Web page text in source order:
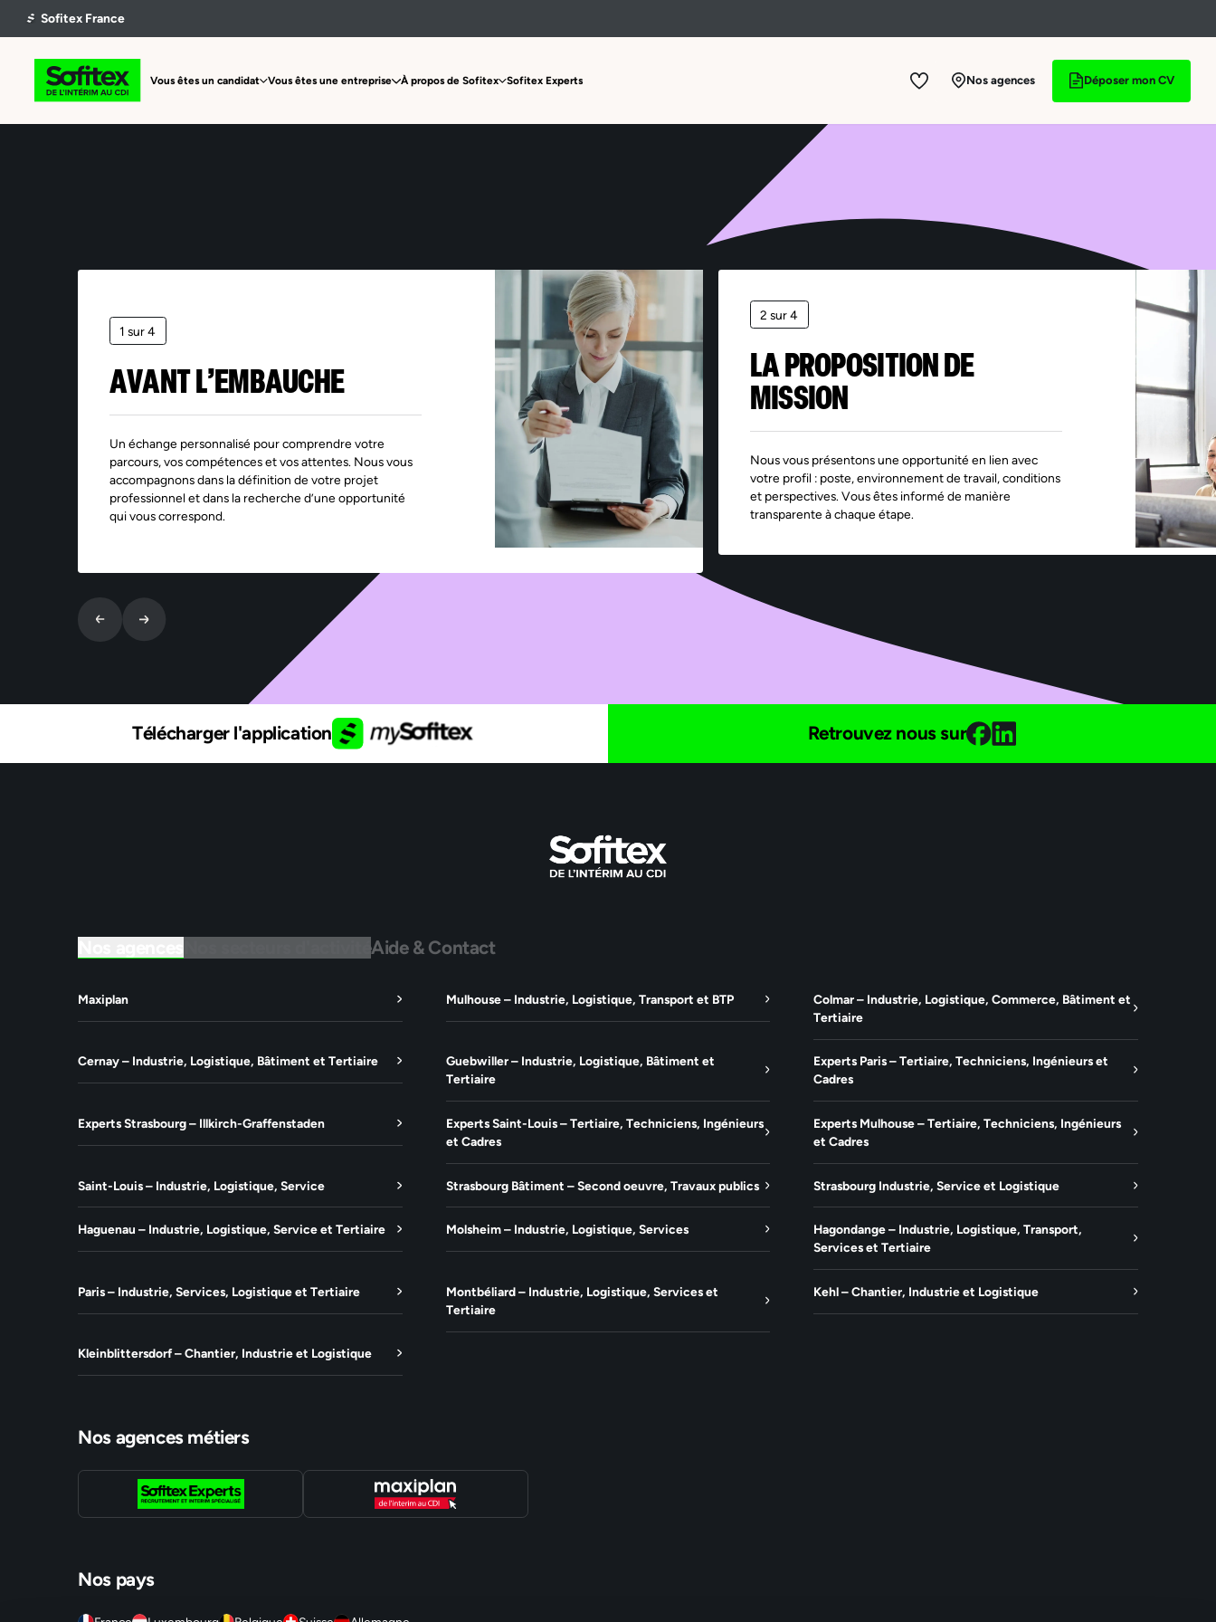
Vous êtes un candidat Vous êtes une entreprise À propos de Sofitex Sofitex Experts Nos agences Déposer mon CV
Offre non trouvée
1 sur 4
AVANT L’EMBAUCHE
Un échange personnalisé pour comprendre votre
parcours, vos compétences et vos attentes. Nous vous
accompagnons dans la définition de votre projet
professionnel et dans la recherche d’une opportunité
qui vous correspond.
2 sur 4
LA PROPOSITION DE
MISSION
Nous vous présentons une opportunité en lien avec
votre profil : poste, environnement de travail, conditions
et perspectives. Vous êtes informé de manière
transparente à chaque étape.
Télécharger l'application Retrouvez nous sur
Nos secteurs d'activitéAide & Contact
Maxiplan Mulhouse – Industrie, Logistique, Transport et BTP
Colmar – Industrie, Logistique, Commerce, Bâtiment et
Tertiaire
Cernay – Industrie, Logistique, Bâtiment et Tertiaire
Guebwiller – Industrie, Logistique, Bâtiment et
Tertiaire
Experts Paris – Tertiaire, Techniciens, Ingénieurs et
Cadres
Experts Strasbourg – Illkirch-Graffenstaden
Experts Saint-Louis – Tertiaire, Techniciens, Ingénieurs
et Cadres
Experts Mulhouse – Tertiaire, Techniciens, Ingénieurs
et Cadres
Saint-Louis – Industrie, Logistique, Service Strasbourg Bâtiment – Second oeuvre, Travaux publics Strasbourg Industrie, Service et Logistique
Haguenau – Industrie, Logistique, Service et Tertiaire Molsheim – Industrie, Logistique, Services
Hagondange – Industrie, Logistique, Transport,
Services et Tertiaire
Paris – Industrie, Services, Logistique et Tertiaire
Montbéliard – Industrie, Logistique, Services et
Tertiaire
Kehl – Chantier, Industrie et Logistique
Kleinblittersdorf – Chantier, Industrie et Logistique
Nos agences métiers
Nos pays